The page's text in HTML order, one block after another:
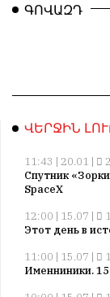
ԳՈՎԱԶԴ
ՎԵՐՋԻՆ
11:43 | 20.01 |
Спутник
SpaceX
12:00 | 15.07 |
Этот день в
11:00 | 15.07 |
Именниники.